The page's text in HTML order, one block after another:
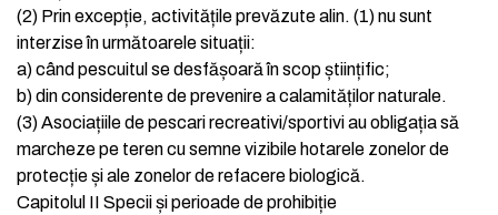
(2) Prin excepție, activitățile prevăzute alin. (1) nu sunt
interzise în următoarele situații:
a)când pescuitul se desfășoară în scop științific;
b)din considerente de prevenire a calamităților naturale.
(3)Asociațiile de pescari recreativi/sportivi au obligația să
marcheze pe teren cu semne vizibile hotarele zonelor de
protecție și ale zonelor de refacere biologică.
Capitolul II Specii și perioade de prohibiție